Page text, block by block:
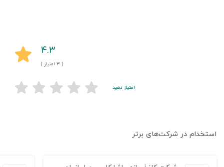
۴.۳
( ۳ امتیاز )
امتیاز دهید
استخدام در شرکت‌های برتر